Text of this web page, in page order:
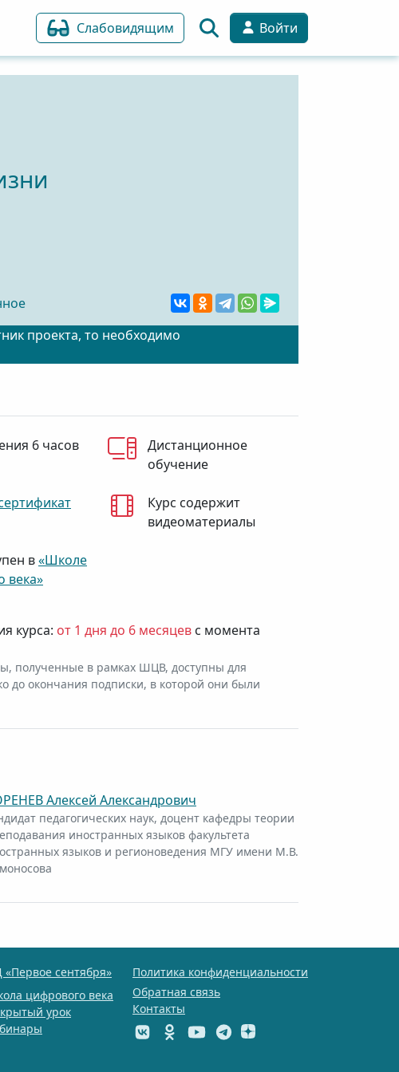
Слабовидящим Войти
проекта, то необходимо
6 часов
Дистанционное
обучение
Курс содержит
видеоматериалы
в«Школе
века»
курса: от 1 дня до 6 месяцев с момента
полученные в рамках ШЦВ, доступны для
до окончания подписки, в которой они были
Алексей Александрович
педагогических наук, доцент кафедры теории
иностранных языков факультета
языков и регионоведения МГУ имени М.В.
«Первое сентября»
цифрового века
урок
Политика конфиденциальности
Обратная связь
Контакты